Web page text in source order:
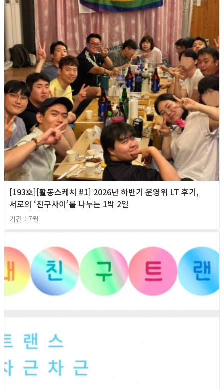
[193호][활동스케치 #1] 2026년 하반기 운영위 LT 후기,
서로의 ‘친구사이’를 나누는 1박 2일
기간 : 7월